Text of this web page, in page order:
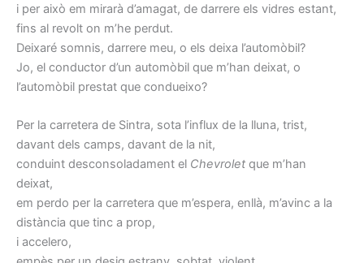
i per això em mirarà d’amagat, de darrere els vidres estant,
fins al revolt on m’he perdut.
Deixaré somnis, darrere meu, o els deixa l’automòbil?
Jo, el conductor d’un automòbil que m’han deixat, o
l’automòbil prestat que condueixo?
Per la carretera de Sintra, sota l’influx de la lluna, trist,
davant dels camps, davant de la nit,
conduint desconsoladament el Chevrolet que m’han
deixat,
em perdo per la carretera que m’espera, enllà, m’avinc a la
distància que tinc a prop,
i accelero,